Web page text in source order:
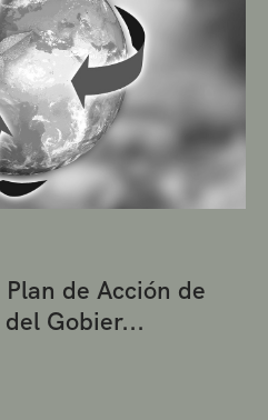
de Acción de
Gobier...